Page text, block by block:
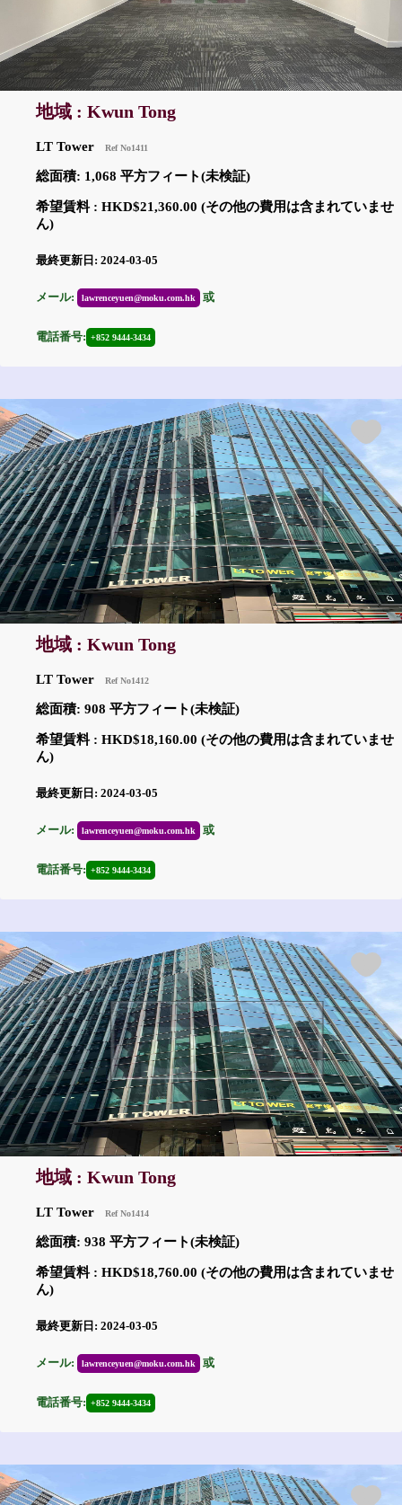
地域 : Kwun Tong
LT Tower Ref No1411
総面積: 1,068 平方フィート(未検証)
希望賃料 : HKD$21,360.00 (その他の費用は含まれていませ
ん)
最終更新日: 2024-03-05
メール: lawrenceyuen@moku.com.hk 或
電話番号: +852 9444-3434
地域 : Kwun Tong
LT Tower Ref No1412
総面積: 908 平方フィート(未検証)
希望賃料 : HKD$18,160.00 (その他の費用は含まれていませ
ん)
最終更新日: 2024-03-05
メール: lawrenceyuen@moku.com.hk 或
電話番号: +852 9444-3434
地域 : Kwun Tong
LT Tower Ref No1414
総面積: 938 平方フィート(未検証)
希望賃料 : HKD$18,760.00 (その他の費用は含まれていませ
ん)
最終更新日: 2024-03-05
メール: lawrenceyuen@moku.com.hk 或
電話番号: +852 9444-3434